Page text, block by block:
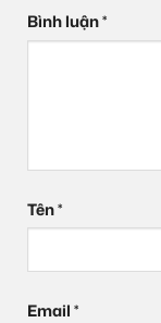
Bình luận*
Tên*
Email*